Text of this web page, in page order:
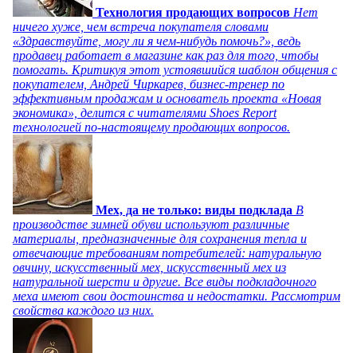
Технология продающих вопросов Нет
ничего хуже, чем встреча покупателя словами
«Здравствуйте, могу ли я чем-нибудь помочь?», ведь
продавец работает в магазине как раз для того, чтобы
помогать. Критикуя этот устоявшийся шаблон общения с
покупателем, Андрей Чиркарев, бизнес-тренер по
эффективным продажам и основатель проекта «Новая
экономика», делится с читателями Shoes Report
технологией по-настоящему продающих вопросов.
Мех, да не только: виды подклада В
производстве зимней обуви используют различные
материалы, предназначенные для сохранения тепла и
отвечающие требованиям потребителей: натуральную
овчину, искусственный мех, искусственный мех из
натуральной шерсти и другие. Все виды подкладочного
меха имеют свои достоинства и недостатки. Рассмотрим
свойства каждого из них.